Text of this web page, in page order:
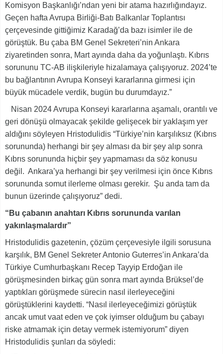
Komisyon Başkanlığı’ndan yeni bir atama hazırlığındayız.
Geçen hafta Avrupa Birliği-Batı Balkanlar Toplantısı
çerçevesinde gittiğimiz Karadağ’da bazı isimler ile de
görüştük. Bu çaba BM Genel Sekreteri’nin Ankara
ziyaretinden sonra, Mart ayında daha da yoğunlaştı. Kıbrıs
sorununu TC-AB ilişkileriyle hizalamaya çalışıyoruz. 2024’te
bu bağlantının Avrupa Konseyi kararlarına girmesi için
büyük mücadele verdik, bugün bu durumdayız.”
Nisan 2024 Avrupa Konseyi kararlarına aşamalı, orantılı ve
geri dönüşü olmayacak şekilde gelişecek bir yaklaşım yer
aldığını söyleyen Hristodulidis “Türkiye’nin karşılıksız (Kıbrıs
sorununda) herhangi bir şey alması da bir şey alıp sonra
Kıbrıs sorununda hiçbir şey yapmaması da söz konusu
değil. Ankara’ya herhangi bir şey verilmesi için önce Kıbrıs
sorununda somut ilerleme olması gerekir. Şu anda tam da
bunun üzerinde çalışıyoruz” dedi.
“Bu çabanın anahtarı Kıbrıs sorununda varılan
yakınlaşmalardır”
Hristodulidis gazetenin, çözüm çerçevesiyle ilgili sorusuna
karşılık, BM Genel Sekreter Antonio Guterres’in Ankara’da
Türkiye Cumhurbaşkanı Recep Tayyip Erdoğan ile
görüşmesinden birkaç gün sonra mart ayında Brüksel’de
yaptıkları görüşmede sürecin nasıl ilerleyeceğini
görüştüklerini kaydetti. “Nasıl ilerleyeceğimizi görüştük
ancak umut vaat eden ve çok iyimser olduğum bu çabayı
riske atmamak için detay vermek istemiyorum” diyen
Hristodulidis şunları da söyledi: